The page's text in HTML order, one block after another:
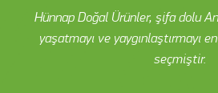
Hünnap Doğal Ürünler, şifa dolu
yaşatmayı ve yaygınlaştırmayı
seçmiştir.